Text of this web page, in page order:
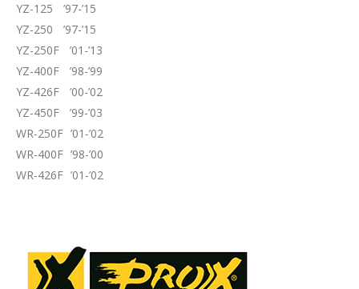
YZ-125 ’97-’15
YZ-250 ’97-’15
YZ-250F ’01-’13
YZ-400F ’98-’99
YZ-426F ’00-’02
YZ-450F ’99-’03
WR-250F ’01-’02
WR-400F ’98-’00
WR-426F ’01-’02